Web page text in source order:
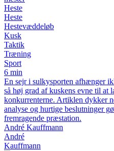
Heste
Heste
Hestevæddeløb
Kusk
Taktik
Træning
Sport
6 min
En sejr i sulkysporten afhænger
så høj grad af kuskens evne til at
konkurrenterne. Artiklen dykker
analyse og hurtige beslutninger
fremragende præstation.
André Kauffmann
André
Kauffmann